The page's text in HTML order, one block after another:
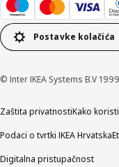
Postavke kolačića
© Inter IKEA Systems B.V
Zaštita privatnostiKako
Podaci o tvrtki IKEA Hrvatska
Digitalna pristupačnost